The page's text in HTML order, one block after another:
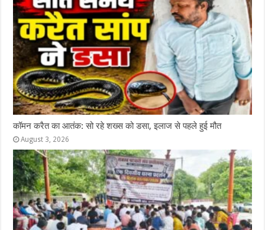
कॉमन करैत का आतंक: सो रहे शख्स को डसा, इलाज से पहले हुई मौत
August 3, 2026